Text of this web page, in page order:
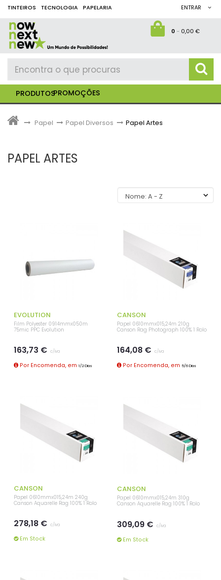
TINTEIROS TECNOLOGIA PAPELARIA ENTRAR
0- 0,00 €
PRODUTOSPROMOÇÕES
> Papel > Papel Diversos > Papel Artes
PAPEL ARTES
EVOLUTION
Film Polyester 0914mmx050m
75mic PPC Evolution
163,73 € c/iva
Por Encomenda, em 1/2 Dias
CANSON
Papel 0610mmx015,24m 210g
Canson Rag Photograph 100% 1 Rolo
164,08 € c/iva
Por Encomenda, em 5/6 Dias
CANSON
Papel 0610mmx015,24m 240g
Canson Aquarelle Rag 100% 1 Rolo
278,18 € c/iva
Em Stock
CANSON
Papel 0610mmx015,24m 310g
Canson Aquarelle Rag 100% 1 Rolo
309,09 € c/iva
Em Stock